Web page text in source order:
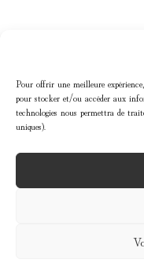
Pour offrir une meilleure
pour stocker et/ou accéder aux
technologies nous permettra de
uniques).